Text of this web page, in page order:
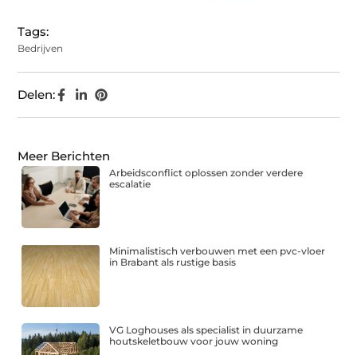
Tags:
Bedrijven
Delen:
Meer Berichten
Arbeidsconflict oplossen zonder verdere
escalatie
Minimalistisch verbouwen met een pvc-vloer
in Brabant als rustige basis
VG Loghouses als specialist in duurzame
houtskeletbouw voor jouw woning